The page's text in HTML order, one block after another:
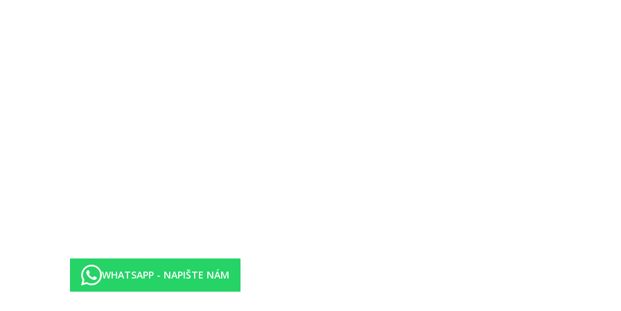
pokojích (zdarma)
hotelu. Taxa není zahrnuta v ceně zájezdu a musí být uhrazena klientem přímo na recepci hotelu. Rozsah a kvalita uvedených služeb a
opatření v dané destinaci.
WHATSAPP - NAPIŠTE NÁM